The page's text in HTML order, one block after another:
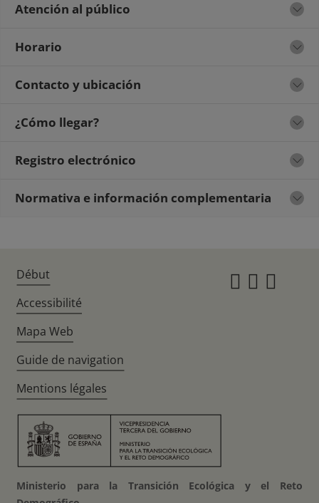
Atención al público
Horario
Contacto y ubicación
¿Cómo llegar?
Registro electrónico
Normativa e información complementaria
Début
Accessibilité
Mapa Web
Guide de navigation
Mentions légales
Ministerio para la Transición Ecológica y el Reto